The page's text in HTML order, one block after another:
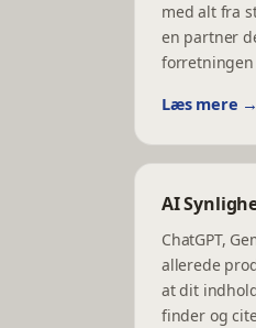
med alt fra
en partner
forretningen
Læs mere →
AI
ChatGPT,
allerede
at dit
finder og